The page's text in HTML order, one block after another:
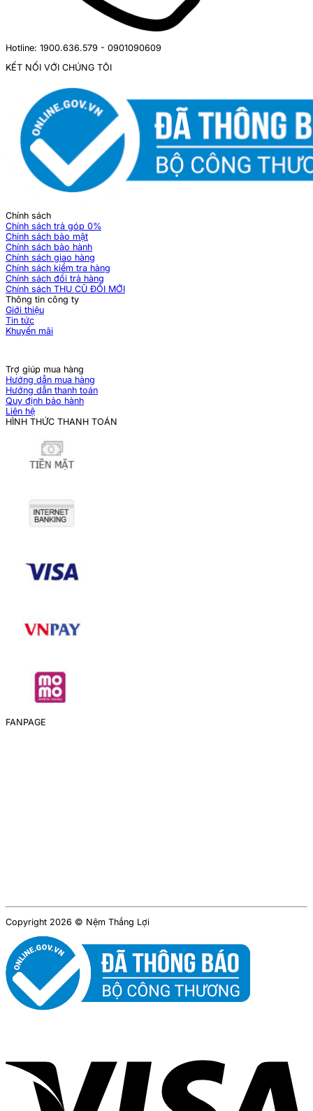
Hotline: 1900.636.579 - 0901090609
KẾT NỐI VỚI CHÚNG TÔI
Chính sách
Chính sách trả góp 0%
Chính sách bảo mật
Chính sách bảo hành
Chính sách giao hàng
Chính sách kiểm tra hàng
Chính sách đổi trả hàng
Chính sách THU CŨ ĐỔI MỚI
Thông tin công ty
Giới thiệu
Tin tức
Khuyến mãi
Trợ giúp mua hàng
Hướng dẫn mua hàng
Hướng dẫn thanh toán
Quy định bảo hành
Liên hệ
HÌNH THỨC THANH TOÁN
FANPAGE
Copyright 2026 © Nệm Thắng Lợi